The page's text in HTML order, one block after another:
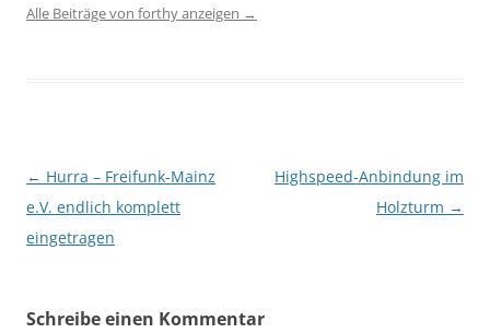
Alle Beiträge von forthy anzeigen →
Beitragsnavigation
← Hurra – Freifunk-Mainz
e.V. endlich komplett
eingetragen
Highspeed-Anbindung im
Holzturm →
Schreibe einen Kommentar